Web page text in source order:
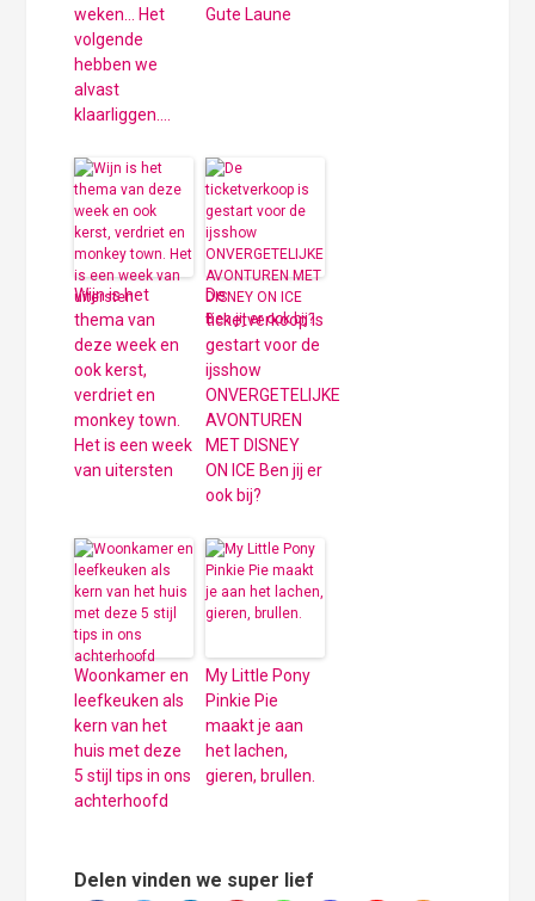
weken… Het
volgende
hebben we
alvast
klaarliggen….
Gute Laune
Wijn is het
thema van
deze week en
ook kerst,
verdriet en
monkey town.
Het is een week
van uitersten
De
ticketverkoop is
gestart voor de
ijsshow
ONVERGETELIJKE
AVONTUREN
MET DISNEY
ON ICE Ben jij er
ook bij?
Woonkamer en
leefkeuken als
kern van het
huis met deze
5 stijl tips in ons
achterhoofd
My Little Pony
Pinkie Pie
maakt je aan
het lachen,
gieren, brullen.
Delen vinden we super lief